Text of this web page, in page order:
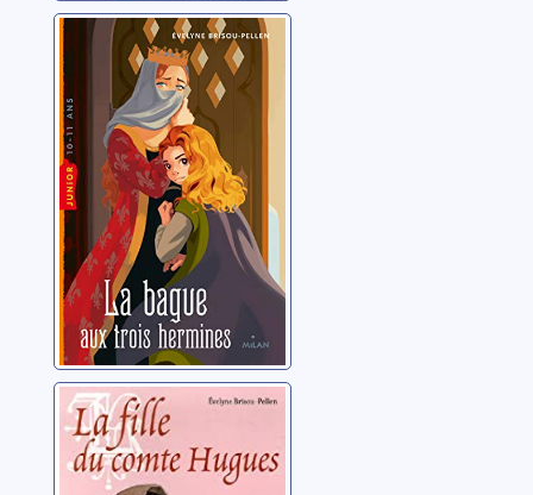
La bague aux
trois hermines
Brisou-Pellen, Evelyne
La fille du comte
Hugues
Brisou-Pellen, Évelyne